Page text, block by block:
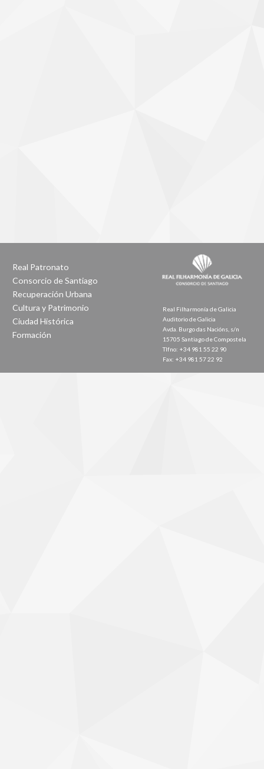
Real Patronato
Consorcio de Santiago
Recuperación Urbana
Cultura y Patrimonio
Ciudad Histórica
Formación
Real Filharmonía de Galicia
Auditorio de Galicia
Avda. Burgo das Nacións, s/n
15705 Santiago de Compostela
Tlfno: +34 981 55 22 90
Fax: +34 981 57 22 92